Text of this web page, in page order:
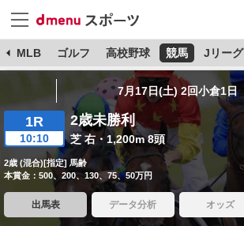
MLB ゴルフ 高校野球 競馬 Jリーグ
7月17日(土) 2回小倉1日
1R
10:10
2歳未勝利
芝 右・1,200m 8頭
2歳 (混合)[指定] 馬齢
本賞金：500、200、130、75、50万円
出馬表 データ分析 オッズ